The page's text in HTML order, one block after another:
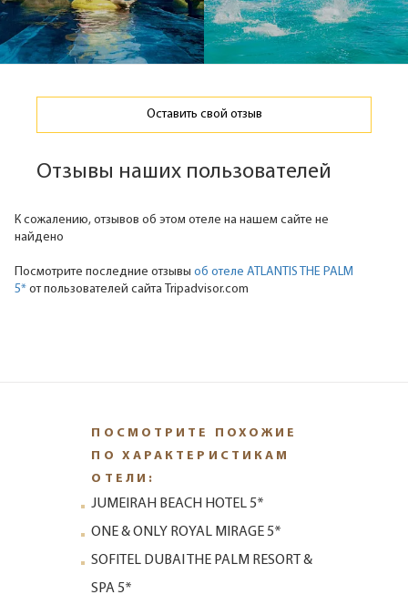
Оставить свой отзыв
Отзывы наших пользователей
К сожалению, отзывов об этом отеле на нашем сайте не
найдено
Посмотрите последние отзывы об отеле ATLANTIS THE PALM
5* от пользователей сайта Tripadvisor.com
ПОСМОТРИТЕ ПОХОЖИЕ
ПО ХАРАКТЕРИСТИКАМ
ОТЕЛИ:
JUMEIRAH BEACH HOTEL 5*
ONE & ONLY ROYAL MIRAGE 5*
SOFITEL DUBAI THE PALM RESORT &
SPA 5*